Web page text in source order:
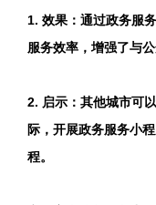
1. 效果：通过政务服
服务效率，增强了与
2. 启示：其他城市可
际，开展政务服务小
程。